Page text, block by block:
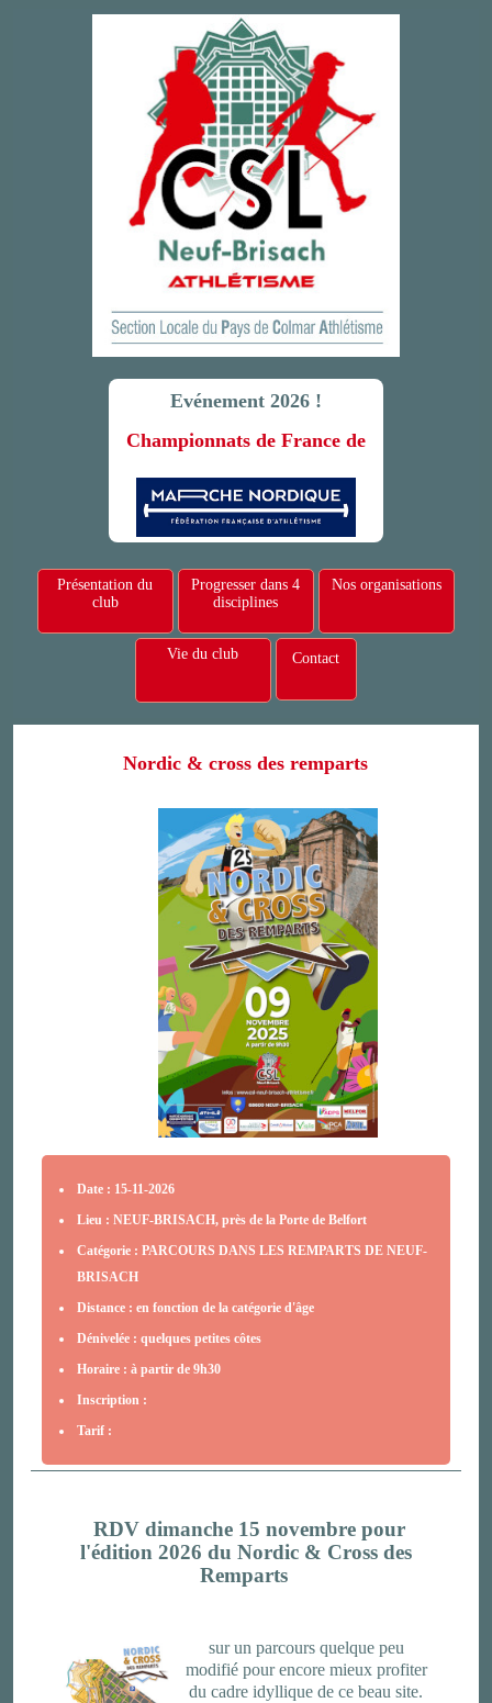
Evénement 2026 !
Championnats de France de
Présentation du
club
Progresser dans 4
disciplines
Nos organisations
Vie du club Contact
Nordic & cross des remparts
Date : 15-11-2026
Lieu : NEUF-BRISACH, près de la Porte de Belfort
Catégorie : PARCOURS DANS LES REMPARTS DE NEUF-
BRISACH
Distance : en fonction de la catégorie d'âge
Dénivelée : quelques petites côtes
Horaire : à partir de 9h30
Inscription :
Tarif :
RDV dimanche 15 novembre pour
l'édition 2026 du Nordic & Cross des
Remparts
sur un parcours quelque peu
modifié pour encore mieux profiter
du cadre idyllique de ce beau site.